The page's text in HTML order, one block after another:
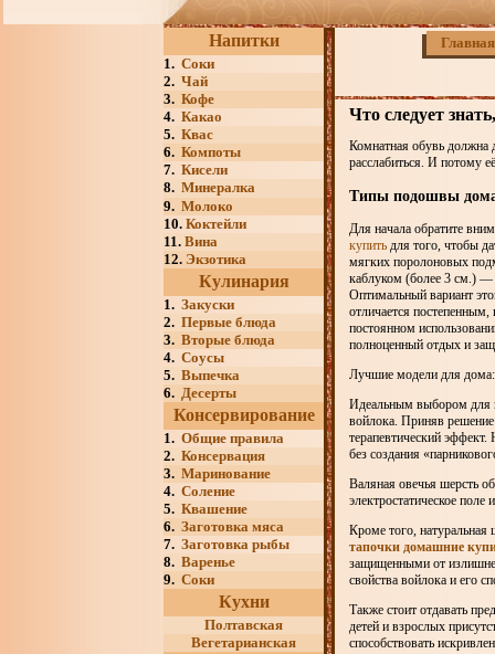
Напитки
1. Соки
2. Чай
3. Кофе
4. Какао
5. Квас
6. Компоты
7. Кисели
8. Минералка
9. Молоко
10. Коктейли
11. Вина
12. Экзотика
Кулинария
1. Закуски
2. Первые блюда
3. Вторые блюда
4. Соусы
5. Выпечка
6. Десерты
Консервирование
1. Общие правила
2. Консервация
3. Маринование
4. Соление
5. Квашение
6. Заготовка мяса
7. Заготовка рыбы
8. Варенье
9. Соки
Кухни
Полтавская
Вегетарианская
Главная
Что следует
Комнатная обувь должна
расслабиться. И потому
Типы подошвы
Для начала обратите
купить для того, чтобы
мягких поролоновых
каблуком (более 3 см.) —
Оптимальный вариант
отличается
постоянном
полноценный отдых и
Лучшие модели для дома:
Идеальным выбором для
войлока. Приняв
терапевтический
без создания
Валяная овечья шерсть
электростатическое
Кроме того,
тапочки домашние
защищенными от
свойства войлока и его
Также стоит отдавать
детей и взрослых
способствовать